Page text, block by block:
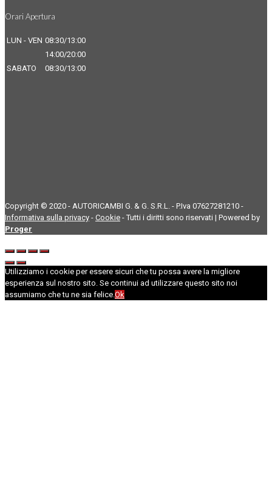
Orari Apertura
LUN - VEN 08:30/13:00
14:00/20:00
SABATO
08:30/13:00
Copyright © 2020 - AUTORICAMBI G. & G. S.R.L. - P.Iva 07627281210 -
Informativa sulla privacy - Cookie - Tutti i diritti sono riservati | Powered by
Proger
Utilizziamo i cookie per essere sicuri che tu possa avere la migliore
esperienza sul nostro sito. Se continui ad utilizzare questo sito noi
assumiamo che tu ne sia felice.Ok